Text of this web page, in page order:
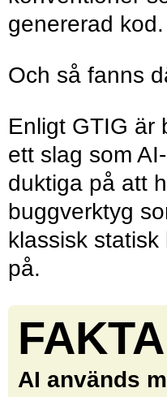
genererad kod.
Och så fanns
Enligt GTIG är
ett slag som
duktiga på att
buggverktyg
klassisk
på.
FAKTA
AI används